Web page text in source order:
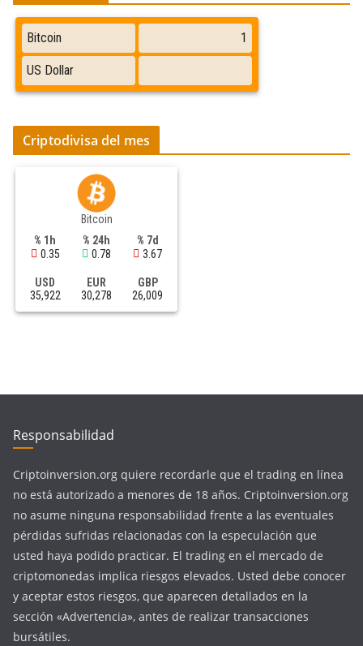
Criptodivisa del mes
Bitcoin
% 1h
0.35
% 24h
0.78
% 7d
3.67
USD
35,922
EUR
30,278
GBP
26,009
Responsabilidad
Criptoinversion.org quiere recordarle que el trading en línea
no está autorizado a menores de 18 años. Criptoinversion.org
no asume ninguna responsabilidad frente a las eventuales
pérdidas sufridas relacionadas con la especulación que
usted haya podido practicar. El trading en el mercado de
criptomonedas implica riesgos elevados. Usted debe conocer
y aceptar estos riesgos, que aparecen detallados en la
sección «Advertencia», antes de realizar transacciones
bursátiles.